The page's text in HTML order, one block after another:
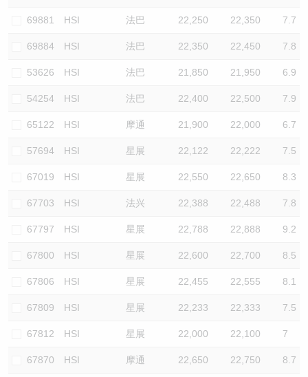
69881 HSI 法巴 22,250 22,350 7.7
69884 HSI 法巴 22,350 22,450 7.8
53626 HSI 法巴 21,850 21,950 6.9
54254 HSI 法巴 22,400 22,500 7.9
65122 HSI 摩通 21,900 22,000 6.7
57694 HSI 星展 22,122 22,222 7.5
67019 HSI 星展 22,550 22,650 8.3
67703 HSI 法兴 22,388 22,488 7.8
67797 HSI 星展 22,788 22,888 9.2
67800 HSI 星展 22,600 22,700 8.5
67806 HSI 星展 22,455 22,555 8.1
67809 HSI 星展 22,233 22,333 7.5
67812 HSI 星展 22,000 22,100 7
67870 HSI 摩通 22,650 22,750 8.7